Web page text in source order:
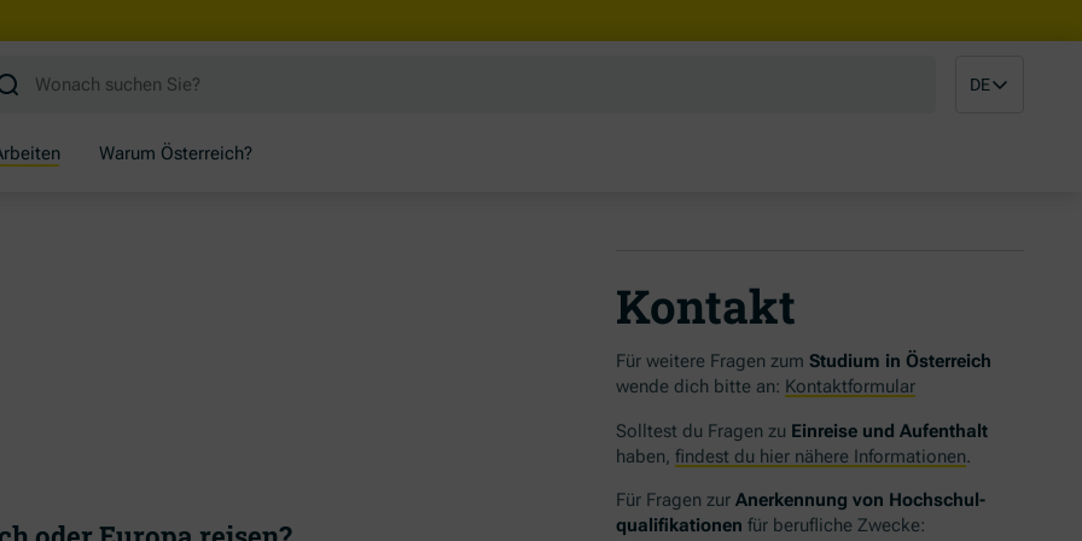
DE
Warum Österreich?
Kontakt
Für weitere Fragen zum Studium in Österreich
wende dich bitte an: Kontaktformular
Solltest du Fragen zu Einreise und Aufenthalt
haben, findest du hier nähere Informationen.
Für Fragen zurAnerkennung von Hochschul-
qualifikationen für berufliche Zwecke: